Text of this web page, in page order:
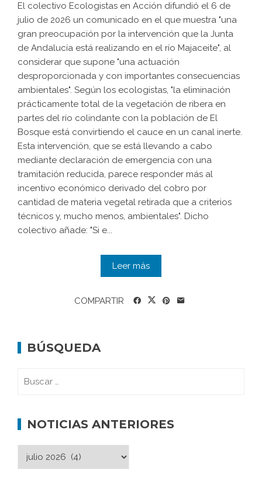
El colectivo Ecologistas en Acción difundió el 6 de
julio de 2026 un comunicado en el que muestra "una
gran preocupación por la intervención que la Junta
de Andalucía está realizando en el río Majaceite", al
considerar que supone "una actuación
desproporcionada y con importantes consecuencias
ambientales". Según los ecologistas, "la eliminación
prácticamente total de la vegetación de ribera en
partes del río colindante con la población de El
Bosque está convirtiendo el cauce en un canal inerte.
Esta intervención, que se está llevando a cabo
mediante declaración de emergencia con una
tramitación reducida, parece responder más al
incentivo económico derivado del cobro por
cantidad de materia vegetal retirada que a criterios
técnicos y, mucho menos, ambientales". Dicho
colectivo añade: "Si e...
Leer más
COMPARTIR
BÚSQUEDA
NOTICIAS ANTERIORES